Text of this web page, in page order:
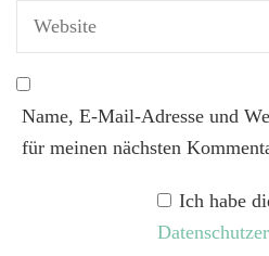
Name, E-Mail-Adresse und
für meinen nächsten
Ich habe